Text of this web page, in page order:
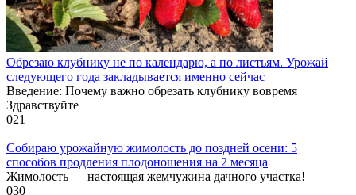
Обрезаю клубнику не по календарю, а по листьям. Урожай
следующего года закладывается именно сейчас
Введение: Почему важно обрезать клубнику вовремя
Здравствуйте
021
Собираю урожайную жимолость до поздней осени: 5
способов продления плодоношения на 2 месяца
Жимолость — настоящая жемчужина дачного участка!
030